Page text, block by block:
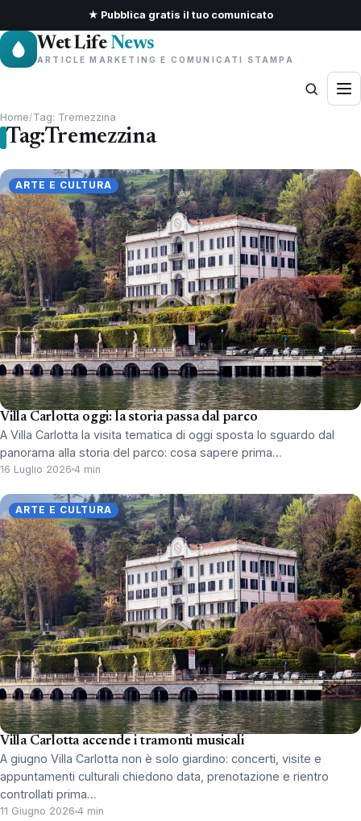
★ Pubblica gratis il tuo comunicato
Wet Life News
ARTICLE MARKETING E COMUNICATI STAMPA
Home/Tag: Tremezzina
Tag:Tremezzina
ARTE E CULTURA
Villa Carlotta oggi: la storia passa dal parco
A Villa Carlotta la visita tematica di oggi sposta lo sguardo dal
panorama alla storia del parco: cosa sapere prima…
16 Luglio 2026 4 min
ARTE E CULTURA
Villa Carlotta accende i tramonti musicali
A giugno Villa Carlotta non è solo giardino: concerti, visite e
appuntamenti culturali chiedono data, prenotazione e rientro
controllati prima…
11 Giugno 2026 4 min